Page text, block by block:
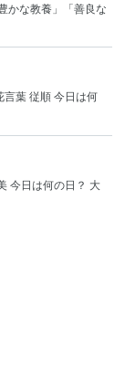
かな教養」「善良な
葉 従順 今日は何
今日は何の日？ 大